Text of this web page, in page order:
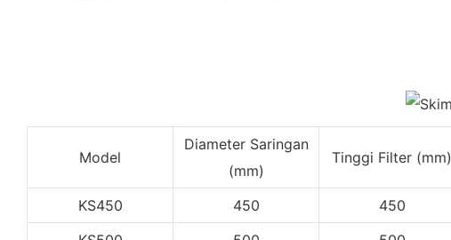
Model
Diameter Saringan
(mm)
Tinggi Filter (mm)
KS450 450 450